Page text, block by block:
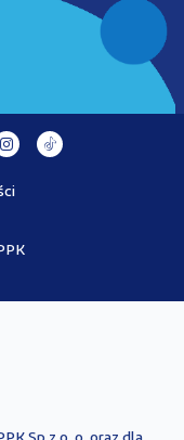
PPK sp. z o.o., spółkę
Treści te